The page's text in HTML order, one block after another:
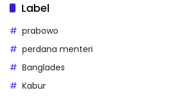
Label
prabowo
perdana menteri
Banglades
Kabur